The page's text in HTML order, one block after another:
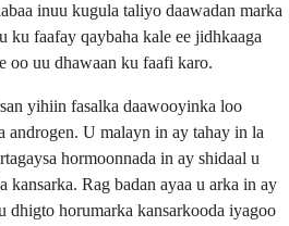
inuu kugula taliyo daawadan marka
ku faafay qaybaha kale ee jidhkaaga
oo uu dhawaan ku faafi karo.
yihiin fasalka daawooyinka loo
androgen. U malayn in ay tahay in la
hormoonnada in ay shidaal u
kansarka. Rag badan ayaa u arka in ay
dhigto horumarka kansarkooda iyagoo